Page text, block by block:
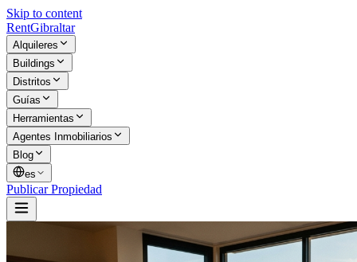
Skip to content
RentGibraltar
Alquileres
Buildings
Distritos
Guías
Herramientas
Agentes Inmobiliarios
Blog
es
Publicar Propiedad